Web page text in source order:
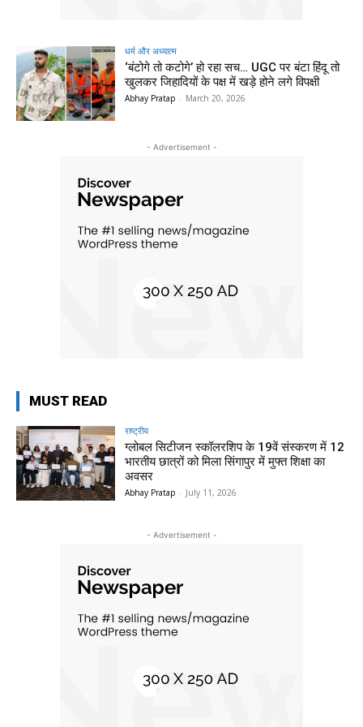
धर्म और अध्यात्म
‘बंटोगे तो कटोगे’ हो रहा सच… UGC पर बंटा हिंदू तो
खुलकर जिहादियों के पक्ष में खड़े होने लगे विपक्षी
Abhay Pratap - March 20, 2026
- Advertisement -
MUST READ
राष्ट्रीय
ग्लोबल सिटीजन स्कॉलरशिप के 19वें संस्करण में 12
भारतीय छात्रों को मिला सिंगापुर में मुफ्त शिक्षा का
अवसर
Abhay Pratap - July 11, 2026
- Advertisement -